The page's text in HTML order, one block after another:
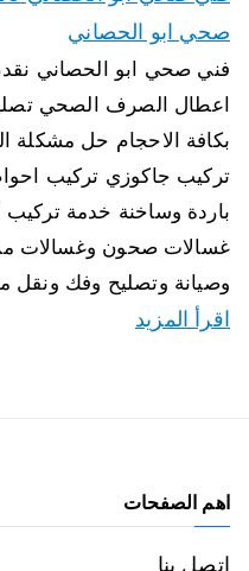
صحي ابو الحصاني
فني صحي ابو الحصاني
اعطال الصرف الصحي
بكافة الاحجام حل مشكلة
تركيب جاكوزي تركيب
باردة وساخنة خدمة
غسالات صحون وغسالات
وصيانة وتصليح وفك ونقل
اقرأ المزيد
اهم الصفحات
اتصل بنا